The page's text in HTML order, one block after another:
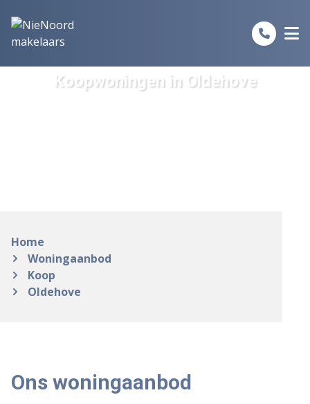
Koopwoningen in Oldehove
Home
Woningaanbod
Koop
Oldehove
Ons woningaanbod